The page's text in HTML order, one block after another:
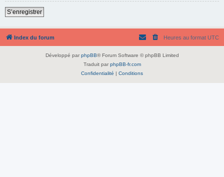
S’enregistrer
Index du forum Heures au format UTC
Développé par phpBB® Forum Software © phpBB Limited
Traduit par phpBB-fr.com
Confidentialité | Conditions